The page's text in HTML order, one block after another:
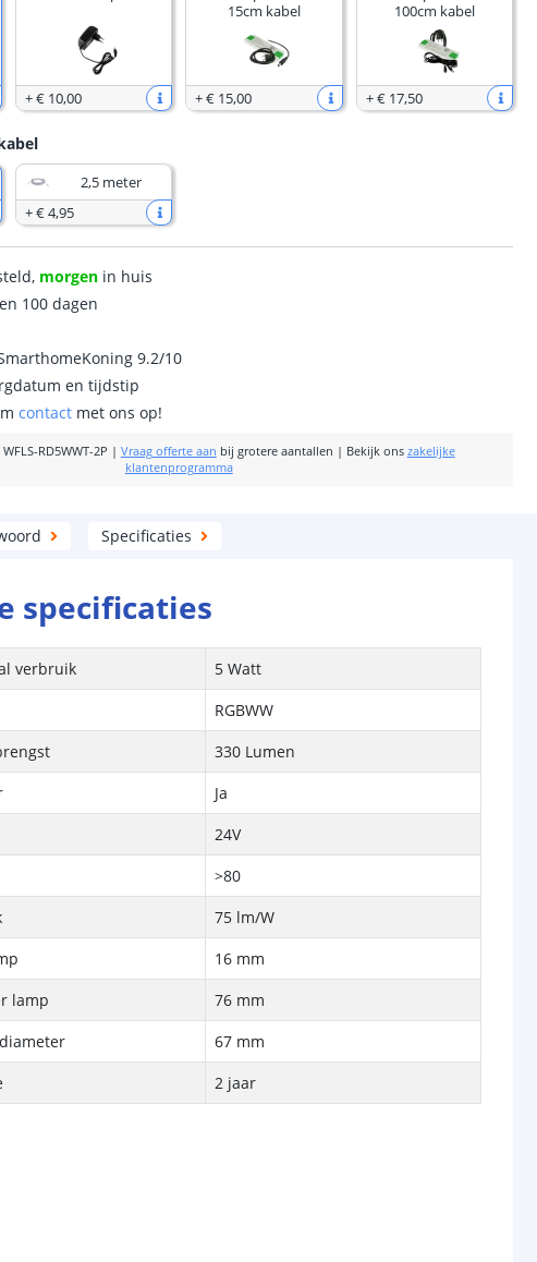
+€ 10,00
15cm kabel
+€ 15,00
100cm kabel
+€ 17,50
2,5 meter
+€ 4,95
morgen in huis
100 dagen
9.2/10
en tijdstip
contact met ons op!
WFLS-RD5WWT-2P | Vraag offerte aan bij grotere aantallen | Bekijk ons zakelijke
klantenprogramma
Specificaties
specificaties
verbruik
5 Watt
RGBWW
330 Lumen
Ja
24V
>80
75 lm/W
16 mm
lamp
76 mm
67 mm
2 jaar